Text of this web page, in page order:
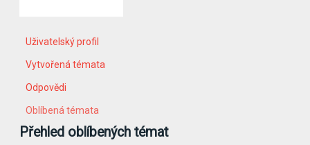
Uživatelský profil
Vytvořená témata
Odpovědi
Oblíbená témata
Přehled oblíbených témat